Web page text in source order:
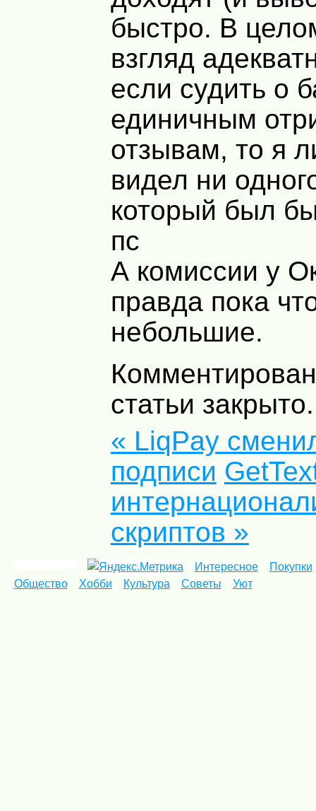
быстро. В
взгляд
если судить о
единичным
отзывам, то я
видел ни
который был
пс
А комиссии у
правда пока
небольшие.
статьи закрыто.
« LiqPay
подписи
скриптов »
Интересное
Покупки
Общество
Хобби Культура Советы Уют